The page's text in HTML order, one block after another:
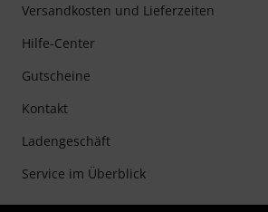
Versandkosten und Lieferzeiten
Hilfe-Center
Gutscheine
Kontakt
Ladengeschäft
Service im Überblick